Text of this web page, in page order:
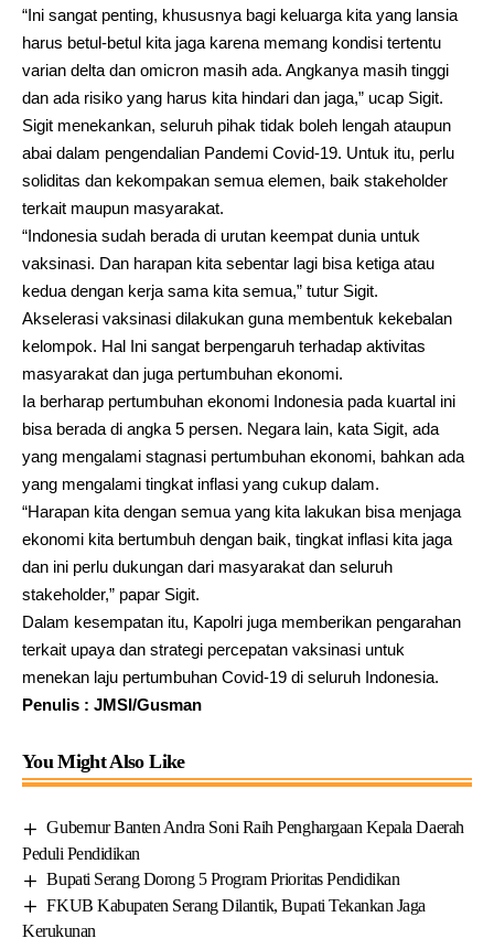
“Ini sangat penting, khususnya bagi keluarga kita yang lansia
harus betul-betul kita jaga karena memang kondisi tertentu
varian delta dan omicron masih ada. Angkanya masih tinggi
dan ada risiko yang harus kita hindari dan jaga,” ucap Sigit.
Sigit menekankan, seluruh pihak tidak boleh lengah ataupun
abai dalam pengendalian Pandemi Covid-19. Untuk itu, perlu
soliditas dan kekompakan semua elemen, baik stakeholder
terkait maupun masyarakat.
“Indonesia sudah berada di urutan keempat dunia untuk
vaksinasi. Dan harapan kita sebentar lagi bisa ketiga atau
kedua dengan kerja sama kita semua,” tutur Sigit.
Akselerasi vaksinasi dilakukan guna membentuk kekebalan
kelompok. Hal Ini sangat berpengaruh terhadap aktivitas
masyarakat dan juga pertumbuhan ekonomi.
Ia berharap pertumbuhan ekonomi Indonesia pada kuartal ini
bisa berada di angka 5 persen. Negara lain, kata Sigit, ada
yang mengalami stagnasi pertumbuhan ekonomi, bahkan ada
yang mengalami tingkat inflasi yang cukup dalam.
“Harapan kita dengan semua yang kita lakukan bisa menjaga
ekonomi kita bertumbuh dengan baik, tingkat inflasi kita jaga
dan ini perlu dukungan dari masyarakat dan seluruh
stakeholder,” papar Sigit.
Dalam kesempatan itu, Kapolri juga memberikan pengarahan
terkait upaya dan strategi percepatan vaksinasi untuk
menekan laju pertumbuhan Covid-19 di seluruh Indonesia.
Penulis : JMSI/Gusman
You Might Also Like
Gubernur Banten Andra Soni Raih Penghargaan Kepala Daerah
Peduli Pendidikan
Bupati Serang Dorong 5 Program Prioritas Pendidikan
FKUB Kabupaten Serang Dilantik, Bupati Tekankan Jaga
Kerukunan